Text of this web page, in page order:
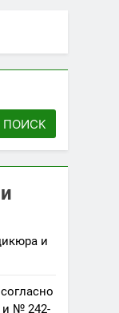
ПОИСК
и
№ 242-